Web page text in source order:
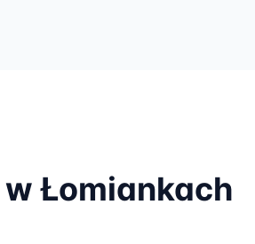
Łomiankach